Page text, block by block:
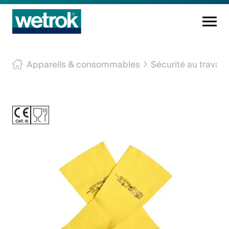
Produits
Service
Appareils & consommables Sécurité au travail